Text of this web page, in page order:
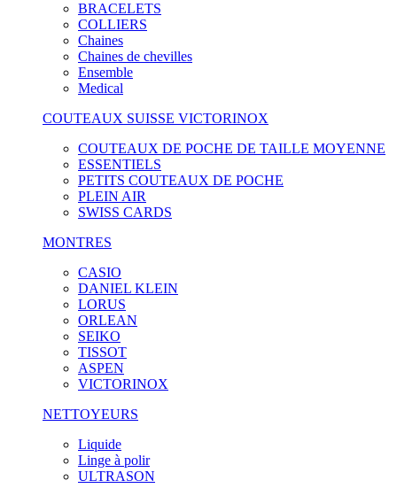
BRACELETS
COLLIERS
Chaines
Chaines de chevilles
Ensemble
Medical
COUTEAUX SUISSE VICTORINOX
COUTEAUX DE POCHE DE TAILLE MOYENNE
ESSENTIELS
PETITS COUTEAUX DE POCHE
PLEIN AIR
SWISS CARDS
MONTRES
CASIO
DANIEL KLEIN
LORUS
ORLEAN
SEIKO
TISSOT
ASPEN
VICTORINOX
NETTOYEURS
Liquide
Linge à polir
ULTRASON